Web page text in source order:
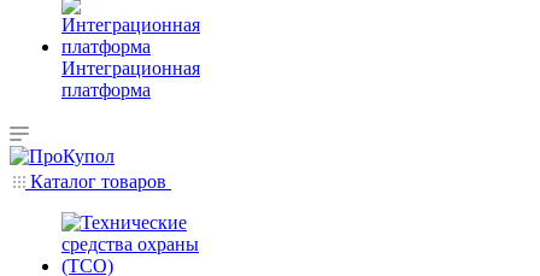
Интеграционная
платформа
Каталог товаров